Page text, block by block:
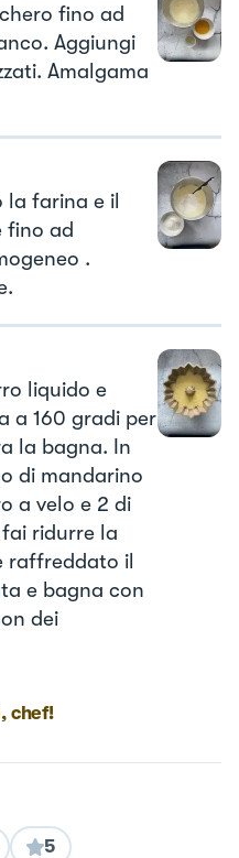
fino ad
Aggiungi
Amalgama
farina e il
fino ad
.
liquido e
a 160 gradi per
la bagna. In
di mandarino
a velo e 2 di
ridurre la
raffreddato il
e bagna con
dei
chef!
5